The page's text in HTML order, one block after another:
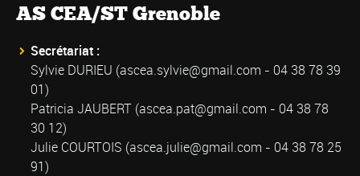
AS CEA/ST Grenoble
Secrétariat :
Sylvie DURIEU (ascea.sylvie@gmail.com - 04 38 78 39
01)
Patricia JAUBERT (ascea.pat@gmail.com - 04 38 78
30 12)
Julie COURTOIS (ascea.julie@gmail.com - 04 38 78 25
91)